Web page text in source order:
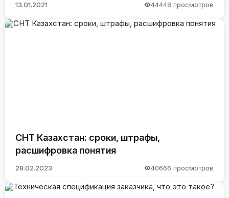
13.01.2021 44448 просмотров
СНТ Казахстан: сроки, штрафы,
расшифровка понятия
28.02.2023 40666 просмотров